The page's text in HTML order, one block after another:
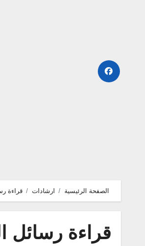
الصفحة الرئيسية ارشادات قراءة
قراءة رسائل